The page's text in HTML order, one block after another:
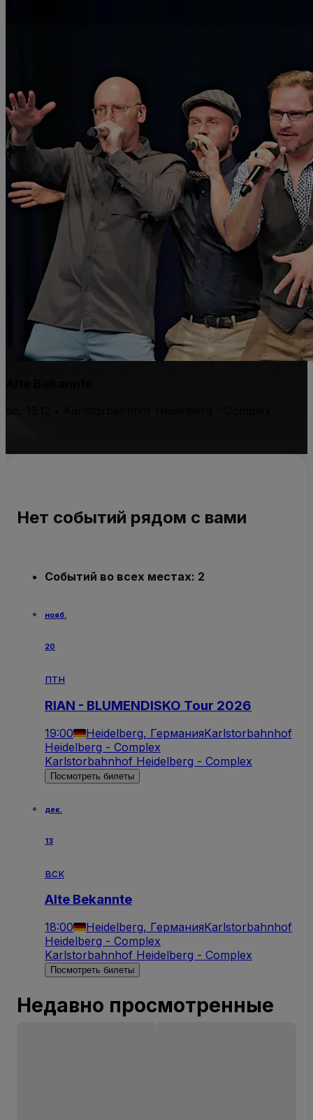
Нет событий рядом с вами
Событий во всех местах: 2
нояб.
20
птн
RIAN - BLUMENDISKO Tour 2026
19:00 Heidelberg, ГерманияKarlstorbahnhof
Heidelberg - Complex
Karlstorbahnhof Heidelberg - Complex
Посмотреть билеты
дек.
13
вск
Alte Bekannte
18:00 Heidelberg, ГерманияKarlstorbahnhof
Heidelberg - Complex
Karlstorbahnhof Heidelberg - Complex
Посмотреть билеты
Недавно просмотренные